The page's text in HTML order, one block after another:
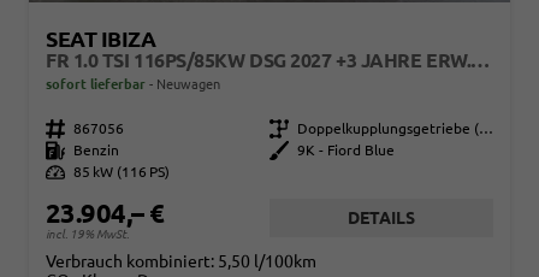
SEAT IBIZA
FR 1.0 TSI 116PS/85KW DSG 2027 +3 JAHRE ERW. GARANTIE+18" ALU PERFORMANCE+KESSY+FULL LED+SAFE&DRIVING XL+ANHÄNGER VORBEREITUNG+10,25" DIGITAL COCKPIT
sofort lieferbar Neuwagen
Fahrzeugnr. 867056 Getriebe
Doppelkupplungsgetriebe (DSG)
Kraftstoff
Benzin Außenfarbe
9K - Fiord Blue
Leistung 85 kW (116 PS)
23.904,– €
incl. 19% MwSt.
DETAILS
Verbrauch kombiniert: 5,50 l/100km